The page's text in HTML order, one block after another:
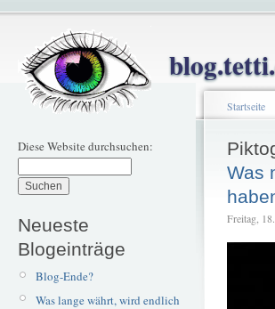
Diese Website durchsuchen:
Neueste
Blogeinträge
Blog-Ende?
Was lange währt, wird endlich
Startseite
Was
Freitag,